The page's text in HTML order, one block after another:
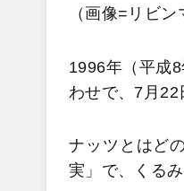
（画像=リビ
1996年（平成
わせで、7月22
ナッツとはど
実」で、くる